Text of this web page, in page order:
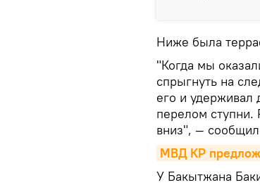
Ниже была
"Когда мы
спрыгнуть на
его и удерживал
перелом ступни.
вниз", —
МВД КР
У Бакытжана